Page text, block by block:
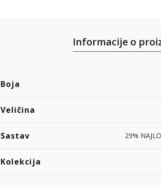
Informacije o
Boja
Veličina
Sastav 29%
Kolekcija